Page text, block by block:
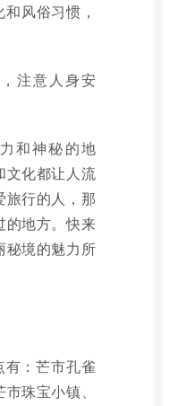
风俗习惯，
注意人身安
和神秘的地
文化都让人流
旅行的人，那
的地方。快来
秘境的魅力所
：芒市孔雀
珠宝小镇、